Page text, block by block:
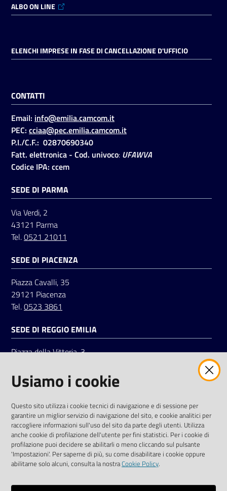
ALBO ON LINE
ELENCHI IMPRESE IN FASE DI CANCELLAZIONE D'UFFICIO
CONTATTI
Email: info@emilia.camcom.it
PEC: cciaa@pec.emilia.camcom.it
P.I./C.F.: 02870690340
Fatt. elettronica - Cod. univoco: UFAWVA
Codice IPA: ccem
SEDE DI PARMA
Via Verdi, 2
43121 Parma
Tel.0521 21011
SEDE DI PIACENZA
Piazza Cavalli, 35
29121 Piacenza
Tel.0523 3861
SEDE DI REGGIO EMILIA
Piazza della Vittoria, 3
Tel.0522 7961
LinkedinFacebookInstagram
Usiamo i cookie
Questo sito utilizza i cookie tecnici di navigazione e di sessione per
garantire un miglior servizio di navigazione del sito, e cookie analitici per
raccogliere informazioni sull'uso del sito da parte degli utenti. Utilizza
anche cookie di profilazione dell'utente per fini statistici. Per i cookie di
profilazione puoi decidere se abilitarli o meno cliccando sul pulsante
'Impostazioni'. Per saperne di più, su come disabilitare i cookie oppure
abilitarne solo alcuni, consulta la nostraCookie Policy.